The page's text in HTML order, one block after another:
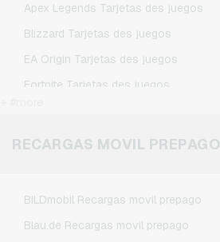
Apex Legends Tarjetas des juegos
Blizzard Tarjetas des juegos
EA Origin Tarjetas des juegos
Fortnite Tarjetas des juegos
Minecraft Tarjetas des juegos
RECARGAS MOVIL PREPAGO
BILDmobil Recargas movil prepago
Blau.de Recargas movil prepago